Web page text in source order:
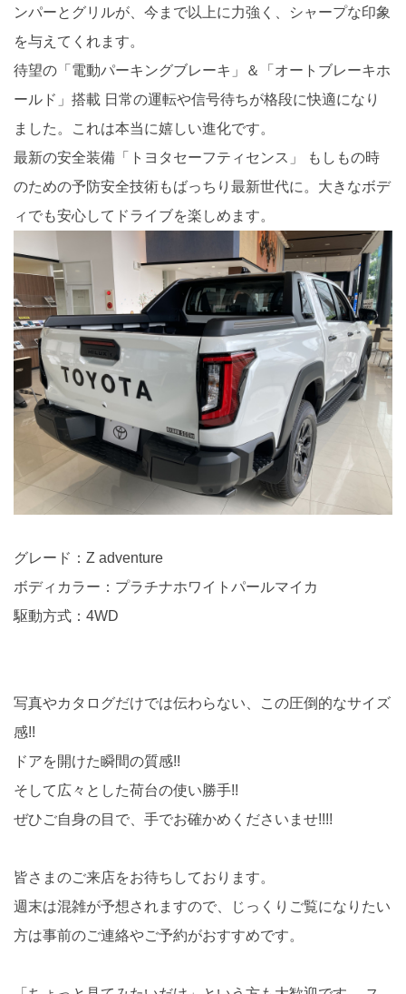
ンパーとグリルが、今まで以上に力強く、シャープな印象
を与えてくれます。
待望の「電動パーキングブレーキ」＆「オートブレーキホ
ールド」搭載 日常の運転や信号待ちが格段に快適になり
ました。これは本当に嬉しい進化です。
最新の安全装備「トヨタセーフティセンス」 もしもの時
のための予防安全技術もばっちり最新世代に。大きなボデ
ィでも安心してドライブを楽しめます。
グレード：Z adventure
ボディカラー：プラチナホワイトパールマイカ
駆動方式：4WD
写真やカタログだけでは伝わらない、この圧倒的なサイズ
感!!
ドアを開けた瞬間の質感!!
そして広々とした荷台の使い勝手!!
ぜひご自身の目で、手でお確かめくださいませ!!!!
皆さまのご来店をお待ちしております。
週末は混雑が予想されますので、じっくりご覧になりたい
方は事前のご連絡やご予約がおすすめです。